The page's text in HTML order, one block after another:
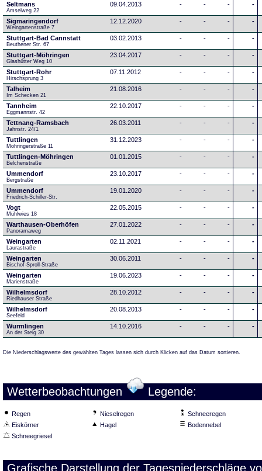
Seltmans
Amselweg 22
09.04.2013 - - - -
Sigmaringendorf
Weingartenstraße 7
12.12.2020 - - - -
Stuttgart-Bad Cannstatt
Beuthener Str. 67
03.02.2013 - - - -
Stuttgart-Möhringen
Glashütter Weg 10
23.04.2017 - - - -
Stuttgart-Rohr
Hirschsprung 3
07.11.2012 - - - -
Talheim
Im Schecken 21
21.08.2016 - - - -
Tannheim
Eggmannstr. 42
22.10.2017 - - - -
Tettnang-Ramsbach
Jahnstr. 24/1
26.03.2011 - - - -
Tuttlingen
Möhringerstraße 11
31.12.2023 - - - -
Tuttlingen-Möhringen
Belchenstraße
01.01.2015 - - - -
Ummendorf
Bergstraße
23.10.2017 - - - -
Ummendorf
Friedrich-Schiller-Str.
19.01.2020 - - - -
Vogt
Mühlwies 18
22.05.2015 - - - -
Warthausen-Oberhöfen
Panoramaweg
27.01.2022 - - - -
Weingarten
Laurastraße
02.11.2021 - - - -
Weingarten
Bischof-Sproll-Straße
30.06.2011 - - - -
Weingarten
Marienstraße
19.06.2023 - - - -
Wilhelmsdorf
Riedhauser Straße
28.10.2012 - - - -
Wilhelmsdorf
Seefeld
20.08.2013 - - - -
Wurmlingen
An der Steig 30
14.10.2016 - - - -
Die Niederschlagswerte des gewählten Tages lassen sich durch Klicken auf das Datum sortieren.
Wetterbeobachtungen Legende:
Regen Nieselregen
Schneeregen
Eiskörner
Hagel
Bodennebel
Schneegriesel
Grafische Darstellung der Tagesniederschläge